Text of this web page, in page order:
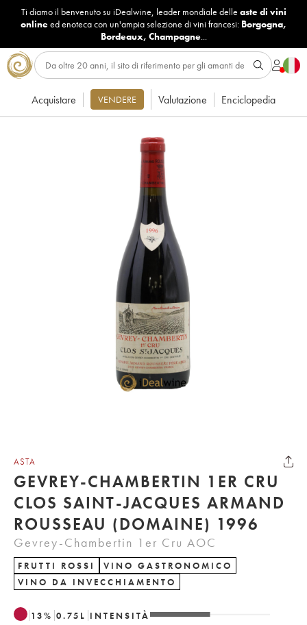
Ti diamo il benvenuto su iDealwine, leader mondiale delle aste di vini
onlineed enoteca con un'ampia selezione di vini francesi: Borgogna,
Bordeaux, Champagne...
Acquistare VENDERE Valutazione Enciclopedia
ASTA
GEVREY-CHAMBERTIN 1ER CRU
CLOS SAINT-JACQUES ARMAND
ROUSSEAU (DOMAINE) 1996
Gevrey-Chambertin 1er Cru AOC
FRUTTI ROSSI
VINO GASTRONOMICO
VINO DA INVECCHIAMENTO
13% 0.75 L INTENSITÀ